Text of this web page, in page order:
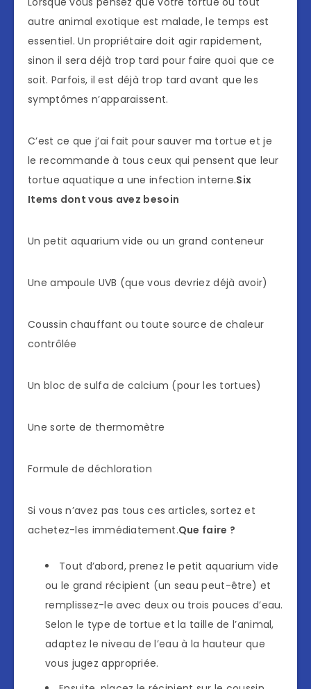
autre animal exotique est malade, le temps est
essentiel. Un propriétaire doit agir rapidement,
sinon il sera déjà trop tard pour faire quoi que ce
soit. Parfois, il est déjà trop tard avant que les
symptômes n’apparaissent.
C’est ce que j’ai fait pour sauver ma tortue et je
le recommande à tous ceux qui pensent que leur
tortue aquatique a une infection interne.Six
Items dont vous avez besoin
Un petit aquarium vide ou un grand conteneur
Une ampoule UVB (que vous devriez déjà avoir)
Coussin chauffant ou toute source de chaleur
contrôlée
Un bloc de sulfa de calcium (pour les tortues)
Une sorte de thermomètre
Formule de déchloration
Si vous n’avez pas tous ces articles, sortez et
achetez-les immédiatement.Que faire ?
Tout d’abord, prenez le petit aquarium vide
ou le grand récipient (un seau peut-être) et
remplissez-le avec deux ou trois pouces d’eau.
Selon le type de tortue et la taille de l’animal,
adaptez le niveau de l’eau à la hauteur que
vous jugez appropriée.